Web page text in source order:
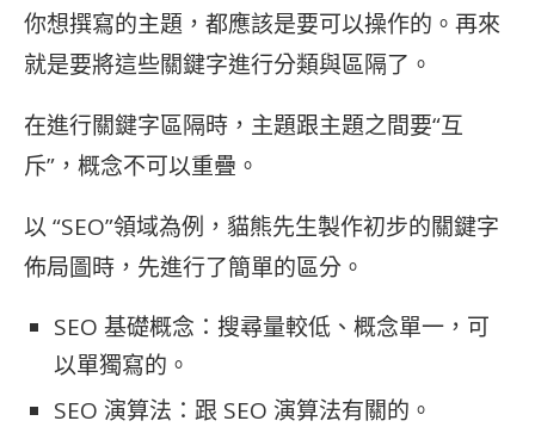
你想撰寫的主題，都應該是要可以操作的。再來
就是要將這些關鍵字進行分類與區隔了。
在進行關鍵字區隔時，主題跟主題之間要“互
斥”，概念不可以重疊。
以 “SEO”領域為例，貓熊先生製作初步的關鍵字
佈局圖時，先進行了簡單的區分。
SEO 基礎概念：搜尋量較低、概念單一，可
以單獨寫的。
SEO 演算法：跟 SEO 演算法有關的。